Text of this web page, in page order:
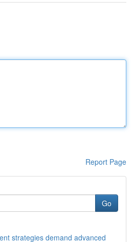
Report Page
Go
strategies demand advanced